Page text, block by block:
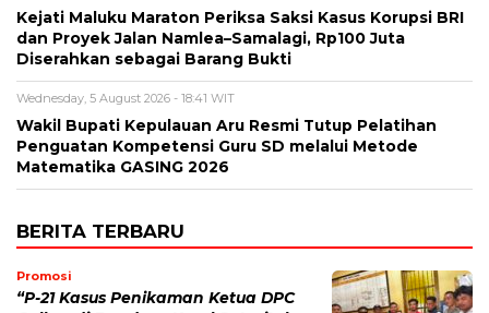
Kejati Maluku Maraton Periksa Saksi Kasus Korupsi BRI
dan Proyek Jalan Namlea–Samalagi, Rp100 Juta
Diserahkan sebagai Barang Bukti
Wednesday, 5 August 2026 - 18:41 WIT
Wakil Bupati Kepulauan Aru Resmi Tutup Pelatihan
Penguatan Kompetensi Guru SD melalui Metode
Matematika GASING 2026
BERITA TERBARU
Promosi
“P-21 Kasus Penikaman Ketua DPC